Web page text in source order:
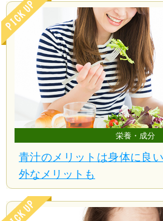
栄養・成分
青汁のメリットは身体に良
外なメリットも